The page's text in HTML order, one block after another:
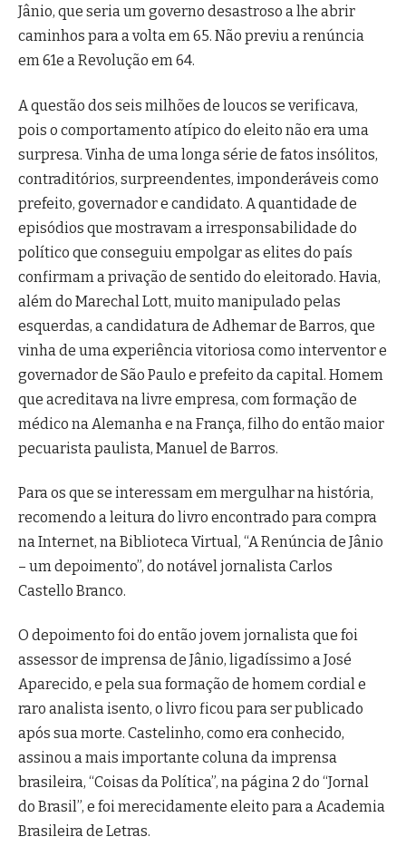
Jânio, que seria um governo desastroso a lhe abrir
caminhos para a volta em 65. Não previu a renúncia
em 61e a Revolução em 64.
A questão dos seis milhões de loucos se verificava,
pois o comportamento atípico do eleito não era uma
surpresa. Vinha de uma longa série de fatos insólitos,
contraditórios, surpreendentes, imponderáveis como
prefeito, governador e candidato. A quantidade de
episódios que mostravam a irresponsabilidade do
político que conseguiu empolgar as elites do país
confirmam a privação de sentido do eleitorado. Havia,
além do Marechal Lott, muito manipulado pelas
esquerdas, a candidatura de Adhemar de Barros, que
vinha de uma experiência vitoriosa como interventor e
governador de São Paulo e prefeito da capital. Homem
que acreditava na livre empresa, com formação de
médico na Alemanha e na França, filho do então maior
pecuarista paulista, Manuel de Barros.
Para os que se interessam em mergulhar na história,
recomendo a leitura do livro encontrado para compra
na Internet, na Biblioteca Virtual, “A Renúncia de Jânio
– um depoimento”, do notável jornalista Carlos
Castello Branco.
O depoimento foi do então jovem jornalista que foi
assessor de imprensa de Jânio, ligadíssimo a José
Aparecido, e pela sua formação de homem cordial e
raro analista isento, o livro ficou para ser publicado
após sua morte. Castelinho, como era conhecido,
assinou a mais importante coluna da imprensa
brasileira, “Coisas da Política”, na página 2 do “Jornal
do Brasil”, e foi merecidamente eleito para a Academia
Brasileira de Letras.